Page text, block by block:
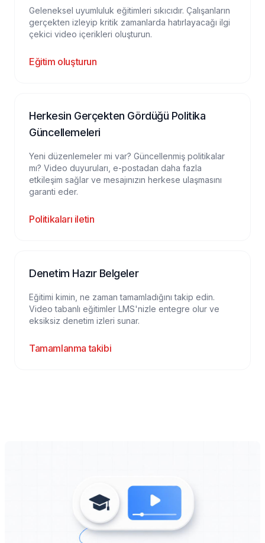
Geleneksel uyumluluk eğitimleri sıkıcıdır. Çalışanların
gerçekten izleyip kritik zamanlarda hatırlayacağı ilgi
çekici video içerikleri oluşturun.
Eğitim oluşturun
Herkesin Gerçekten Gördüğü Politika
Güncellemeleri
Yeni düzenlemeler mi var? Güncellenmiş politikalar
mı? Video duyuruları, e-postadan daha fazla
etkileşim sağlar ve mesajınızın herkese ulaşmasını
garanti eder.
Politikaları iletin
Denetim Hazır Belgeler
Eğitimi kimin, ne zaman tamamladığını takip edin.
Video tabanlı eğitimler LMS'nizle entegre olur ve
eksiksiz denetim izleri sunar.
Tamamlanma takibi